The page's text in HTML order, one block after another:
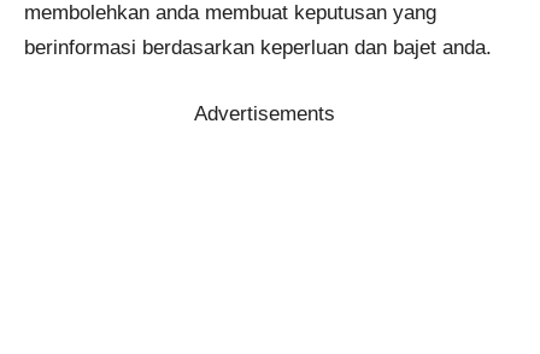
membolehkan anda membuat keputusan yang
berinformasi berdasarkan keperluan dan bajet anda.
Advertisements